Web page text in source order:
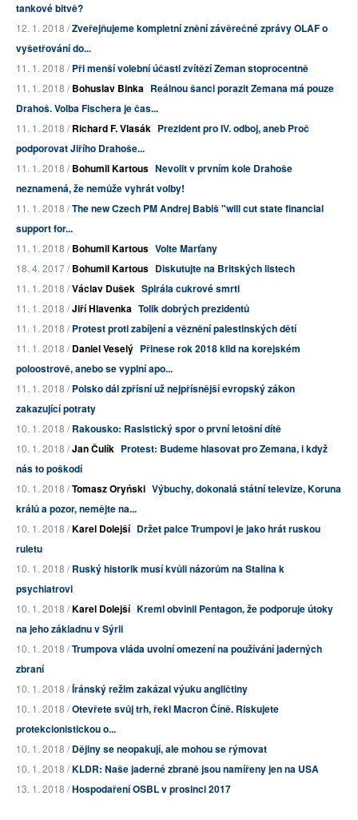
tankové bitvě?
12. 1. 2018 /Zveřejňujeme kompletní znění závěrečné zprávy OLAF o
vyšetřování do...
11. 1. 2018 /Při menší volební účasti zvítězí Zeman stoprocentně
11. 1. 2018 /Bohuslav Binka Reálnou šanci porazit Zemana má pouze
Drahoš. Volba Fischera je čas...
11. 1. 2018 /Richard F. Vlasák Prezident pro IV. odboj, aneb Proč
podporovat Jiřího Drahoše...
11. 1. 2018 /Bohumil Kartous Nevolit v prvním kole Drahoše
neznamená, že nemůže vyhrát volby!
11. 1. 2018 /The new Czech PM Andrej Babiš "will cut state financial
support for...
11. 1. 2018 /Bohumil Kartous Volte Marťany
18. 4. 2017 /Bohumil Kartous Diskutujte na Britských listech
11. 1. 2018 /Václav Dušek Spirála cukrové smrti
11. 1. 2018 /Jiří Hlavenka Tolik dobrých prezidentů
11. 1. 2018 /Protest proti zabíjení a věznění palestinských dětí
11. 1. 2018 /Daniel Veselý Přinese rok 2018 klid na korejském
poloostrově, anebo se vyplní apo...
11. 1. 2018 /Polsko dál zpřísní už nejpřísnější evropský zákon
zakazující potraty
10. 1. 2018 /Rakousko: Rasistický spor o první letošní dítě
10. 1. 2018 /Jan Čulík Protest: Budeme hlasovat pro Zemana, i když
nás to poškodí
10. 1. 2018 /Tomasz Oryński Výbuchy, dokonalá státní televize, Koruna
králů a pozor, nemějte na...
10. 1. 2018 /Karel Dolejší Držet palce Trumpovi je jako hrát ruskou
ruletu
10. 1. 2018 /Ruský historik musí kvůli názorům na Stalina k
psychiatrovi
10. 1. 2018 /Karel Dolejší Kreml obvinil Pentagon, že podporuje útoky
na jeho základnu v Sýrii
10. 1. 2018 /Trumpova vláda uvolní omezení na používání jaderných
zbraní
10. 1. 2018 /Íránský režim zakázal výuku angličtiny
10. 1. 2018 /Otevřete svůj trh, řekl Macron Číně. Riskujete
protekcionistickou o...
10. 1. 2018 /Dějiny se neopakují, ale mohou se rýmovat
10. 1. 2018 /KLDR: Naše jaderné zbraně jsou namířeny jen na USA
13. 1. 2018 /Hospodaření OSBL v prosinci 2017